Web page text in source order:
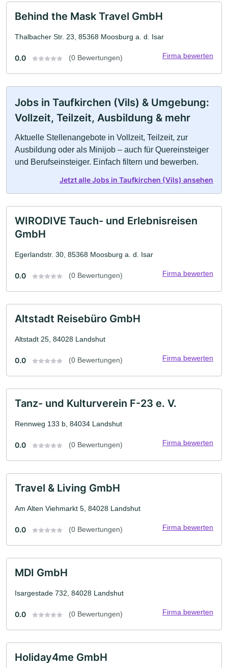
Behind the Mask Travel GmbH
Thalbacher Str. 23, 85368 Moosburg a. d. Isar
0.0 (0 Bewertungen) Firma bewerten
Jobs in Taufkirchen (Vils) & Umgebung:
Vollzeit, Teilzeit, Ausbildung & mehr
Aktuelle Stellenangebote in Vollzeit, Teilzeit, zur
Ausbildung oder als Minijob – auch für Quereinsteiger
und Berufseinsteiger. Einfach filtern und bewerben.
Jetzt alle Jobs in Taufkirchen (Vils) ansehen
WIRODIVE Tauch- und Erlebnisreisen
GmbH
Egerlandstr. 30, 85368 Moosburg a. d. Isar
0.0 (0 Bewertungen) Firma bewerten
Altstadt Reisebüro GmbH
Altstadt 25, 84028 Landshut
0.0 (0 Bewertungen) Firma bewerten
Tanz- und Kulturverein F-23 e. V.
Rennweg 133 b, 84034 Landshut
0.0 (0 Bewertungen) Firma bewerten
Travel & Living GmbH
Am Alten Viehmarkt 5, 84028 Landshut
0.0 (0 Bewertungen) Firma bewerten
MDI GmbH
Isargestade 732, 84028 Landshut
0.0 (0 Bewertungen) Firma bewerten
Holiday4me GmbH